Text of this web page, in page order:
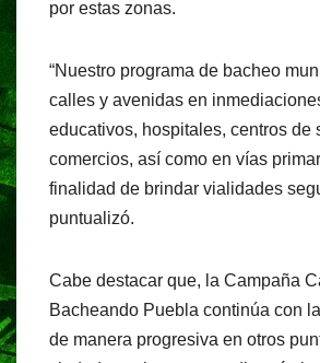
por estas zonas.
“Nuestro programa de bacheo
calles y avenidas en
educativos, hospitales, centros de
comercios, así como en vías
finalidad de brindar vialidades
puntualizó.
Cabe destacar que, la Campaña
Bacheando Puebla continúa con
de manera progresiva en otros